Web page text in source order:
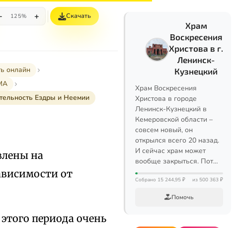
125% + Скачать
онлайн
Ездры и Неемии
на
от
периода очень
Храм
Воскресения
Христова в г.
Ленинск-
Кузнецкий
Храм Воскресения
Христова в городе
Ленинск-Кузнецкий в
Кемеровской области –
совсем новый, он
открылся всего 20 назад.
И сейчас храм может
вообще закрыться. Пот…
Собрано 15 244,95 ₽ из 500 363 ₽
Помочь